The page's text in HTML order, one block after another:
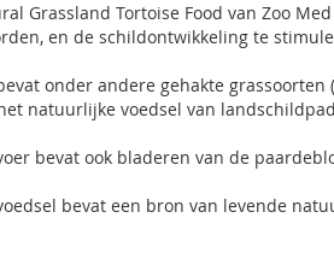
Grassland Tortoise Food van Zoo
en de schildontwikkeling te
onder andere gehakte
natuurlijke voedsel van
bevat ook bladeren van de
bevat een bron van levende